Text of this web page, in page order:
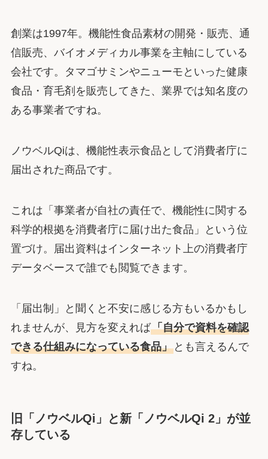
創業は1997年。機能性食品素材の開発・販売、通
信販売、バイオメディカル事業を主軸にしている
会社です。タマゴサミンやニューモといった健康
食品・育毛剤を販売してきた、業界では知名度の
ある事業者ですね。
ノウベルQiは、機能性表示食品として消費者庁に
届出された商品です。
これは「事業者が自社の責任で、機能性に関する
科学的根拠を消費者庁に届け出た食品」という位
置づけ。届出資料はインターネット上の消費者庁
データベースで誰でも閲覧できます。
「届出制」と聞くと不安に感じる方もいるかもし
れませんが、見方を変えれば「自分で資料を確認
できる仕組みになっている食品」とも言えるんで
すね。
旧「ノウベルQi」と新「ノウベルQi 2」が並
存している